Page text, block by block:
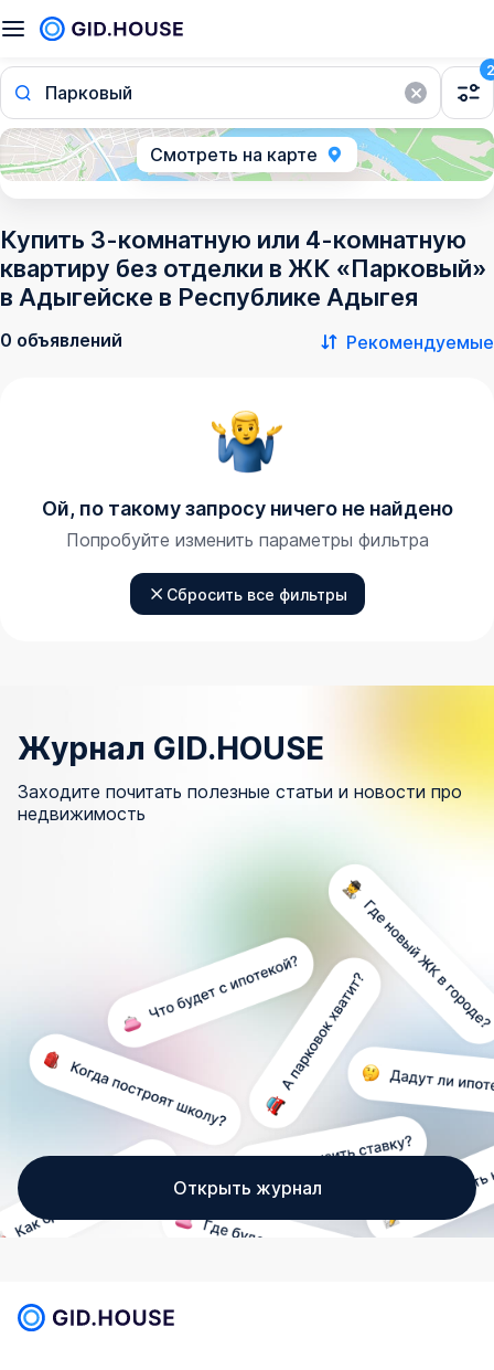
Парковый
2
Смотреть на карте
Купить 3-комнатную или 4-комнатную
квартиру без отделки в ЖК «Парковый»
в Адыгейске в Республике Адыгея
0 объявлений Рекомендуемые
Ой, по такому запросу ничего не найдено
Попробуйте изменить параметры фильтра
Сбросить все фильтры
Журнал GID.HOUSE
Заходите почитать полезные статьи и новости про
недвижимость
Открыть журнал